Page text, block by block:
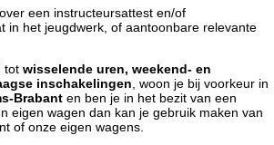
een instructeursattest en/of
in het jeugdwerk, of aantoonbare relevante
tot wisselende uren, weekend- en
inschakelingen , woon je bij voorkeur in
Brabant en ben je in het bezit van een
eigen wagen dan kan je gebruik maken van
of onze eigen wagens.